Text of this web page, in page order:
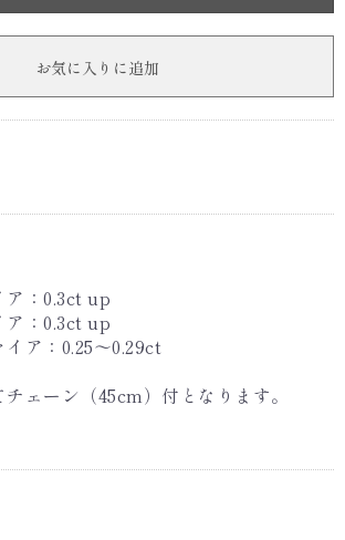
お気に入りに追加
：0.3ct up
：0.3ct up
ア：0.25〜0.29ct
ェーン（45cm）付となります。